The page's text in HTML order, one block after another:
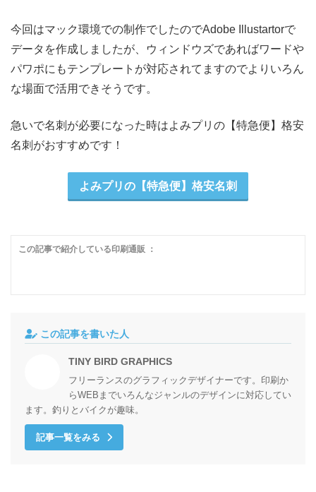
今回はマック環境での制作でしたのでAdobe Illustartorで
データを作成しましたが、ウィンドウズであればワードや
パワポにもテンプレートが対応されてますのでよりいろん
な場面で活用できそうです。
急いで名刺が必要になった時はよみプリの【特急便】格安
名刺がおすすめです！
よみプリの【特急便】格安名刺
この記事で紹介している印刷通販 ：
この記事を書いた人
TINY BIRD GRAPHICS
フリーランスのグラフィックデザイナーです。印刷か
らWEBまでいろんなジャンルのデザインに対応してい
ます。釣りとバイクが趣味。
記事一覧をみる